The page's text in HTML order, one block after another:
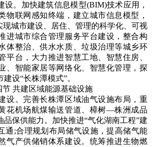
设。加快建筑信息模型(BIM)技术应用，
物联网感知终端，建立城市信息模型，
现城市建设、居住、管理的科学化、可视
进城市综合管理服务平台建设，整合构
体整治、供水水质、垃圾治理等城乡环
平台，大力推进智慧工地、智慧住房、
、智能家居等网络化、智慧化管理，探
设“长株潭模式”。
节 共建区域能源基础设施
设。完善长株潭区域油气设施布局，重
花机场航煤输送管道、樟树—株洲成品
品保供能力。加快推进“气化湖南工程”建
通;合理规划布局储气设施，提高储气能
气产供储销体系建设。统筹推进生物燃